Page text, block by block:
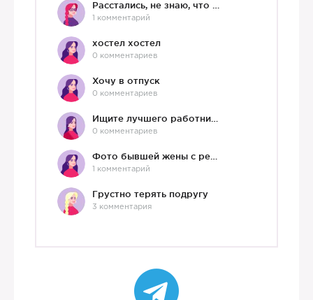
1 комментарий
хостел хостел
0 комментариев
Хочу в отпуск
0 комментариев
0 комментариев
1 комментарий
Грустно терять подругу
3 комментария